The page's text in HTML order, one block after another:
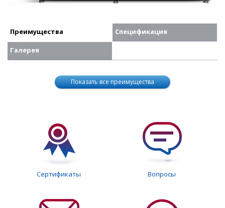
Преимущества Спецификация
Галерея
Показать все преимущества
Сертификаты Вопросы